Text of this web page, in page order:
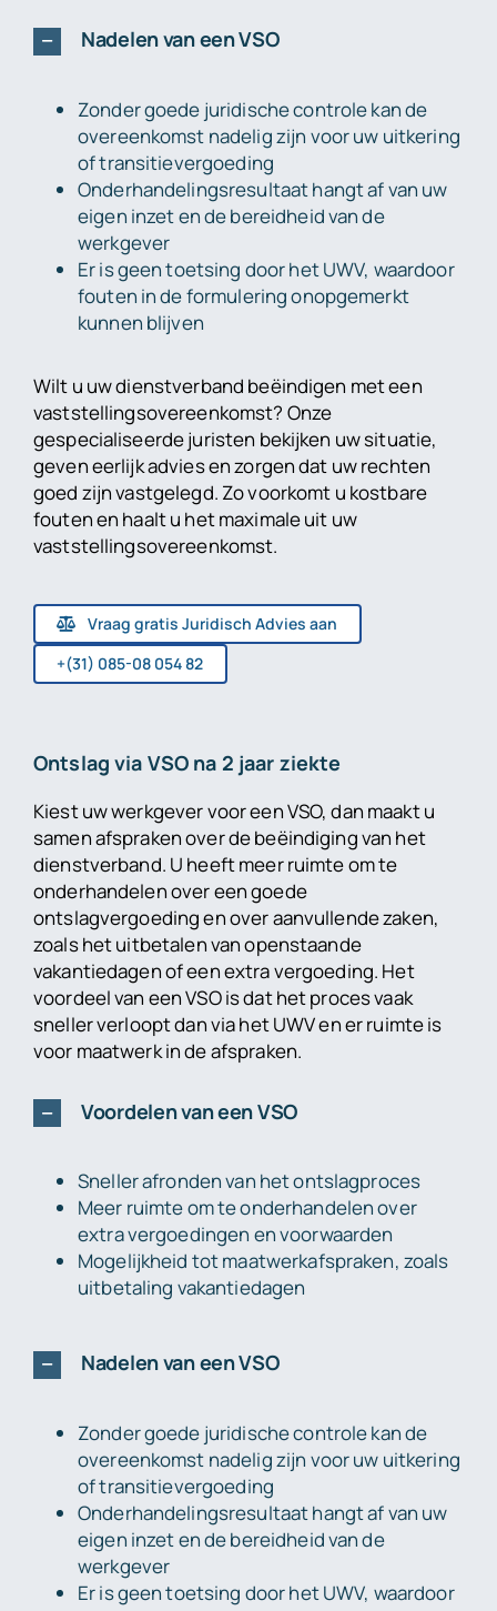
Nadelen van een VSO
Zonder goede juridische controle kan de
overeenkomst nadelig zijn voor uw uitkering
of transitievergoeding
Onderhandelingsresultaat hangt af van uw
eigen inzet en de bereidheid van de
werkgever
Er is geen toetsing door het UWV, waardoor
fouten in de formulering onopgemerkt
kunnen blijven
Wilt u uw dienstverband beëindigen met een
vaststellingsovereenkomst? Onze
gespecialiseerde juristen bekijken uw situatie,
geven eerlijk advies en zorgen dat uw rechten
goed zijn vastgelegd. Zo voorkomt u kostbare
fouten en haalt u het maximale uit uw
vaststellingsovereenkomst.
Vraag gratis Juridisch Advies aan
+(31) 085-08 054 82
Ontslag via VSO na 2 jaar ziekte
Kiest uw werkgever voor een VSO, dan maakt u
samen afspraken over de beëindiging van het
dienstverband. U heeft meer ruimte om te
onderhandelen over een goede
ontslagvergoeding en over aanvullende zaken,
zoals het uitbetalen van openstaande
vakantiedagen of een extra vergoeding. Het
voordeel van een VSO is dat het proces vaak
sneller verloopt dan via het UWV en er ruimte is
voor maatwerk in de afspraken.
Voordelen van een VSO
Sneller afronden van het ontslagproces
Meer ruimte om te onderhandelen over
extra vergoedingen en voorwaarden
Mogelijkheid tot maatwerkafspraken, zoals
uitbetaling vakantiedagen
Nadelen van een VSO
Zonder goede juridische controle kan de
overeenkomst nadelig zijn voor uw uitkering
of transitievergoeding
Onderhandelingsresultaat hangt af van uw
eigen inzet en de bereidheid van de
werkgever
Er is geen toetsing door het UWV, waardoor